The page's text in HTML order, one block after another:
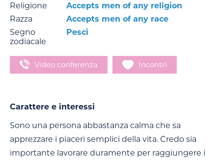
Religione
Accepts men of any religion
Razza
Accepts men of any race
Segno
zodiacale
Pesci
Video conferenza Incontri
Carattere e interessi
Sono una persona abbastanza calma che sa
apprezzare i piaceri semplici della vita. Credo sia
importante lavorare duramente per raggiungere i